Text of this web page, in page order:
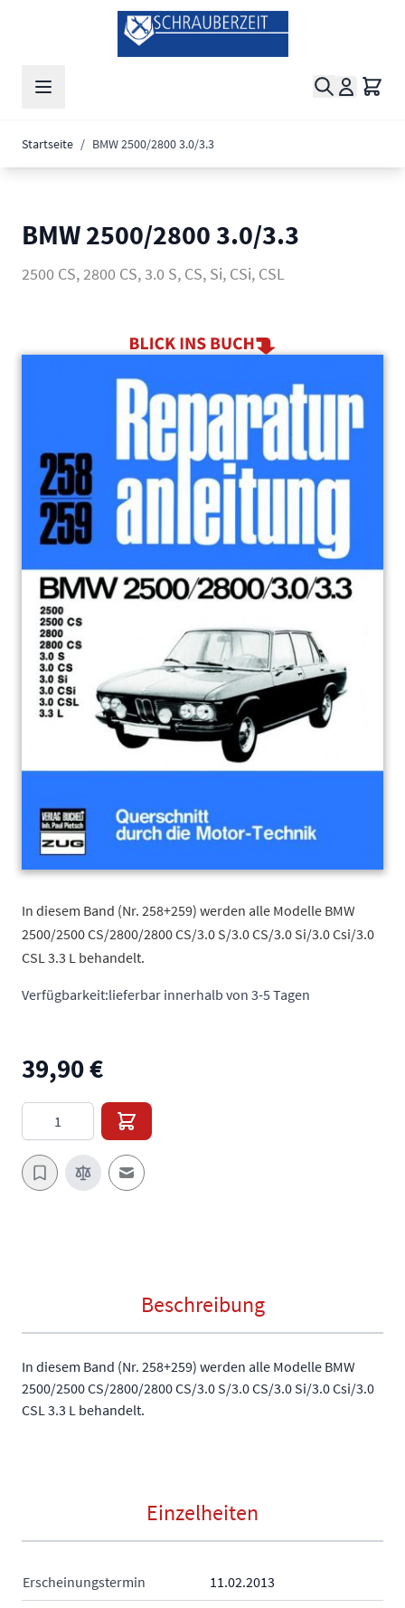
Zum Inhalt springen
Suche
Startseite / BMW 2500/2800 3.0/3.3
BMW 2500/2800 3.0/3.3
2500 CS, 2800 CS, 3.0 S, CS, Si, CSi, CSL
In diesem Band (Nr. 258+259) werden alle Modelle BMW
2500/2500 CS/2800/2800 CS/3.0 S/3.0 CS/3.0 Si/3.0 Csi/3.0
CSL 3.3 L behandelt.
Verfügbarkeit:lieferbar innerhalb von 3-5 Tagen
39,90 €
E-Mail an einen Freund
Beschreibung
In diesem Band (Nr. 258+259) werden alle Modelle BMW
2500/2500 CS/2800/2800 CS/3.0 S/3.0 CS/3.0 Si/3.0 Csi/3.0
CSL 3.3 L behandelt.
Einzelheiten
Erscheinungstermin 11.02.2013